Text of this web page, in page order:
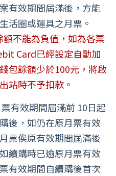
有效期間屆滿後，方能
活圈或運具之月票。
不能為負值，如為各票
Card已經設定自動加
包餘額少於100元，將啟
站時不予扣款。
有效期間屆滿前 10日起
後，如仍在原月票有效
票俟原有效期間屆滿後
續購時已逾原月票有效
有效期間自續購後首次